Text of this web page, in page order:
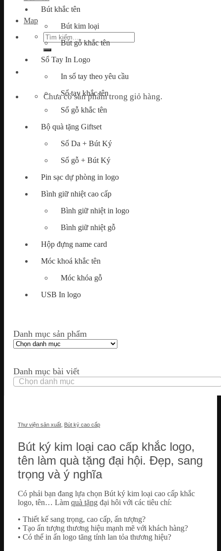
Map
Tìm
kiếm:
Chưa có sản phẩm trong giỏ hàng.
Bút khắc tên
Bút kim loại
Bút gỗ khắc tên
Sổ Tay In Logo
In sổ tay theo yêu cầu
Sổ tay khắc tên
Sổ gỗ khắc tên
Bộ quà tặng Giftset
Sổ Da + Bút Ký
Sổ gỗ + Bút Ký
Pin sạc dự phòng in logo
Bình giữ nhiệt cao cấp
Bình giữ nhiệt in logo
Bình giữ nhiệt gỗ
Hộp đựng name card
Móc khoá khắc tên
Móc khóa gỗ
USB In logo
Danh mục sản phẩm
Danh mục bài viết
Danh
mục
Thư viện sản xuất, Bút ký cao cấp
Bút ký kim loại cao cấp khắc logo,
tên làm quà tặng đại hội. Đẹp, sang
trọng và ý nghĩa
Có phải bạn đang lựa chọn Bút ký kim loại cao cấp khắc
logo, tên… Làm quà tặng đại hôi với các tiêu chí:
• Thiết kế sang trọng, cao cấp, ấn tượng?
• Tạo ấn tượng thương hiệu mạnh mẽ với khách hàng?
• Có thể in ấn logo tăng tính lan tỏa thương hiệu?